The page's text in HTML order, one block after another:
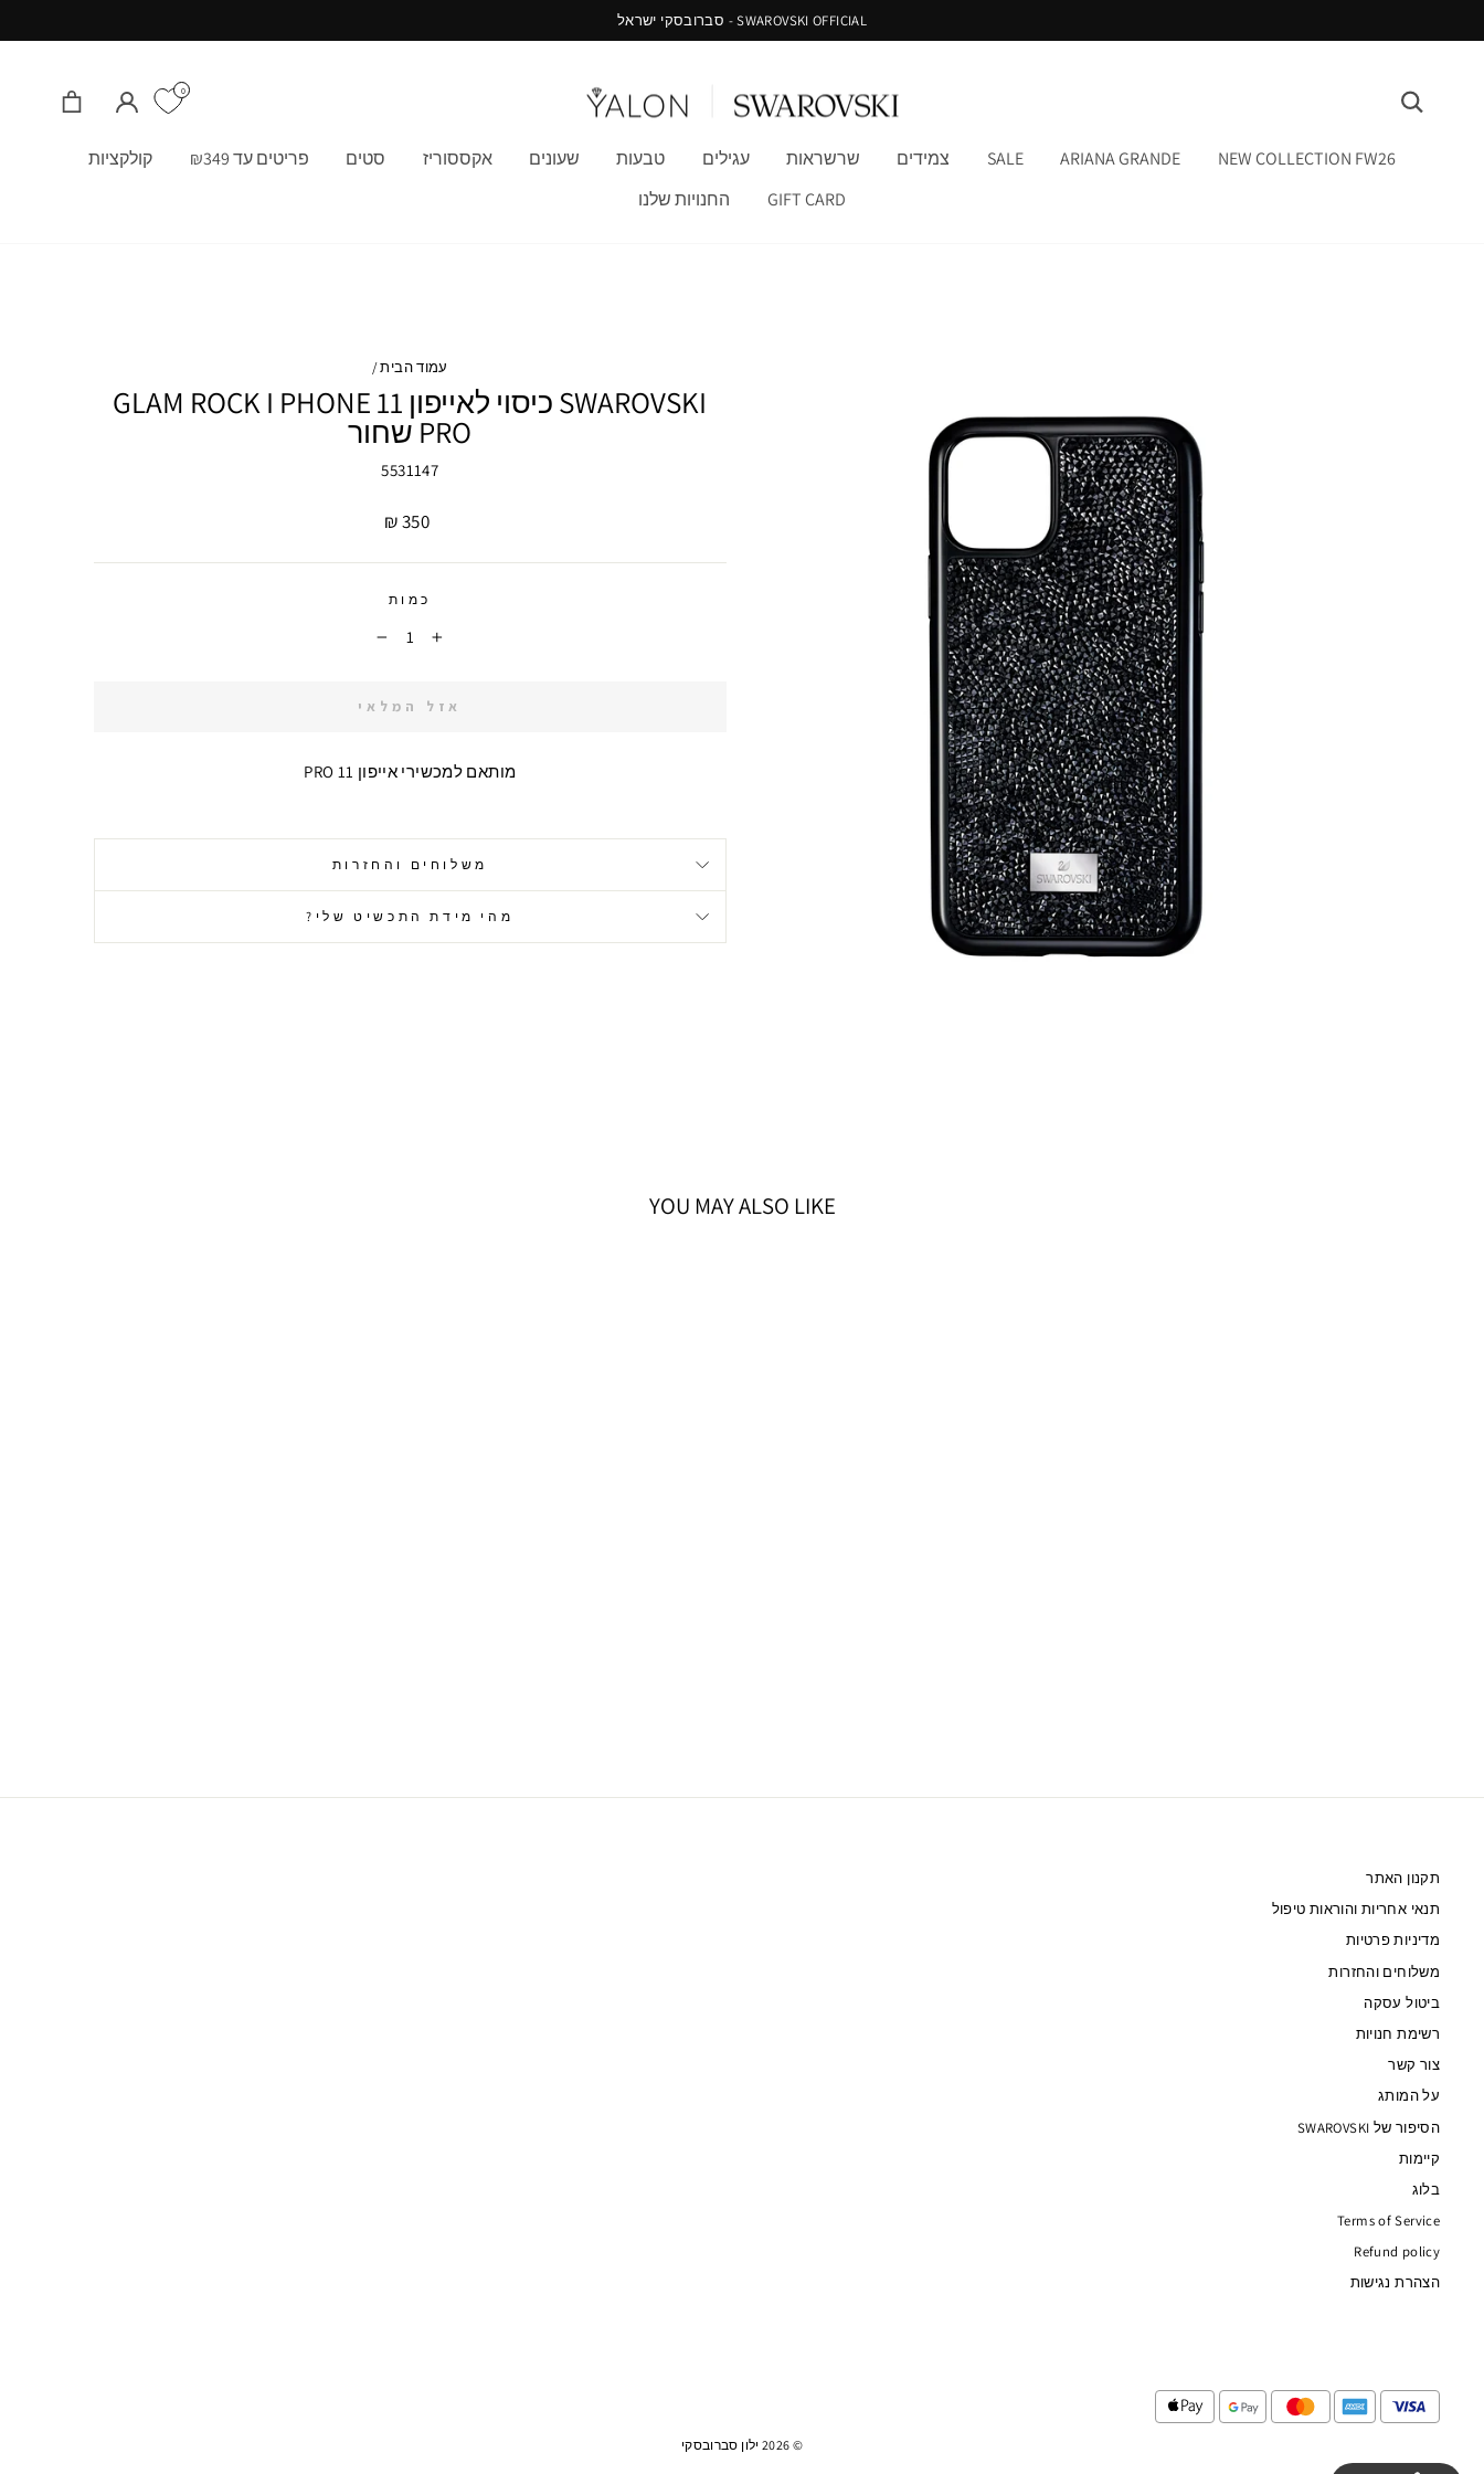
SWAROVSKI OFFICIAL - סברובסקי ישראל
חיפוש 0 התחבר/י
NEW COLLECTION FW26
ARIANA GRANDE
SALE צמידים שרשראות עגילים טבעות שעונים אקססוריז סטים פריטים עד ₪349
קולקציות
GIFT CARD
החנויות שלנו
עמוד הבית/
SWAROVSKI כיסוי לאייפון GLAM ROCK I PHONE 11
PRO שחור
5531147
מחיר
350 ₪
כמות
+
אזל המלאי
מותאם למכשירי אייפון 11 PRO
משלוחים והחזרות
מהי מידת התכשיט שלי?
YOU MAY ALSO LIKE
תקנון האתר
תנאי אחריות והוראות טיפול
מדיניות פרטיות
משלוחים והחזרות
ביטול עסקה
רשימת חנויות
צור קשר
על המותג
הסיפור של SWAROVSKI
קיימות
בלוג
Terms of Service
Refund policy
הצהרת נגישות
© 2026 ילון סברובסקי